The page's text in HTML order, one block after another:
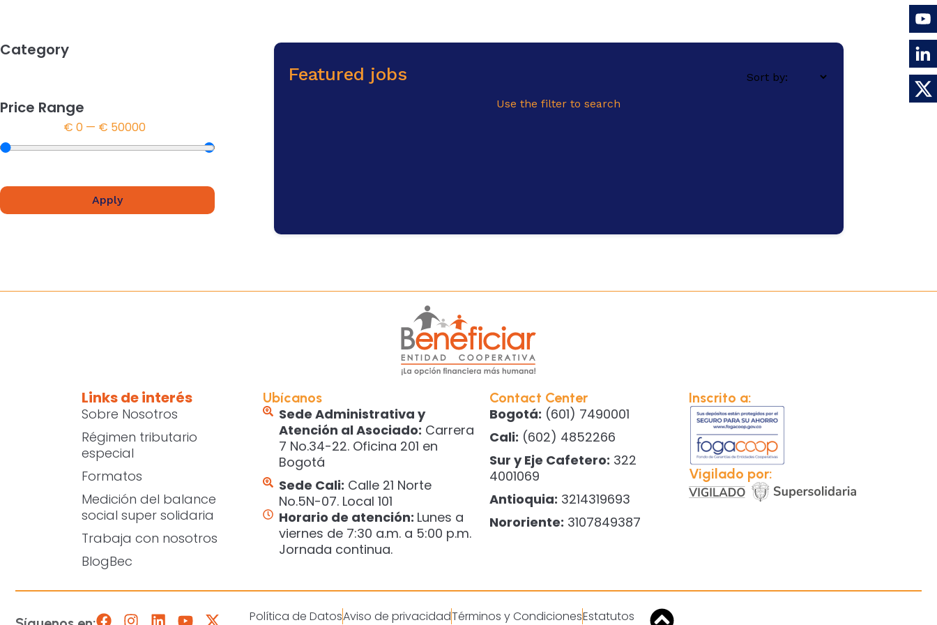
Category
Price Range
€ 0 — € 50000
Apply
Featured jobs
Use the filter to search
Links de interés
Sobre Nosotros
Régimen tributario
especial
Formatos
Medición del balance
social super solidaria
Trabaja con nosotros
BlogBec
Ubícanos
Sede Administrativa y
Atención al Asociado: Carrera
7 No.34-22. Oficina 201 en
Bogotá
Sede Cali: Calle 21 Norte
No.5N-07. Local 101
Horario de atención: Lunes a
viernes de 7:30 a.m. a 5:00 p.m.
Jornada continua.
Contact Center
Bogotá: (601) 7490001
Cali: (602) 4852266
Sur y Eje Cafetero: 322
4001069
Antioquia: 3214319693
Nororiente: 3107849387
Inscrito a:
Vigilado por:
Política de DatosAviso de privacidadTérminos y CondicionesEstatutos